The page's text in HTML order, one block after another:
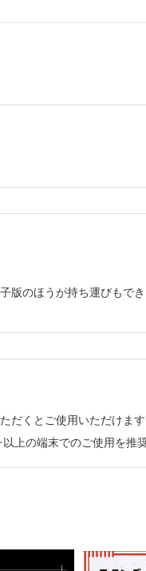
のほうが持ち運びもでき
だくとご使用いただけます
上の端末でのご使用を推奨